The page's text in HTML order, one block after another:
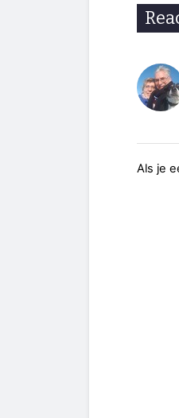
Als je